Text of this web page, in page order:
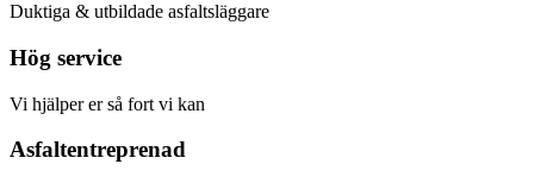
Duktiga & utbildade asfaltsläggare
Hög service
Vi hjälper er så fort vi kan
Asfaltentreprenad